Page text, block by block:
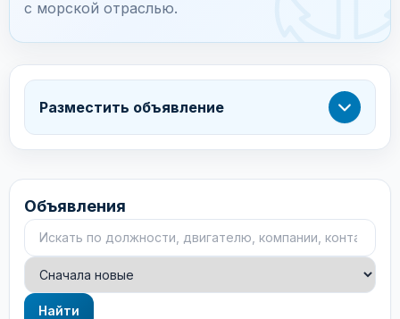
с морской отраслью.
Разместить объявление
Объявления
Поиск объявлений
Сортировка
Найти